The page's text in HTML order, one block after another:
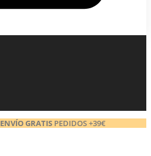
ENVÍO GRATISPEDIDOS +39€